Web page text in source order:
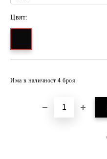
Цвят:
Има в наличност 4 броя